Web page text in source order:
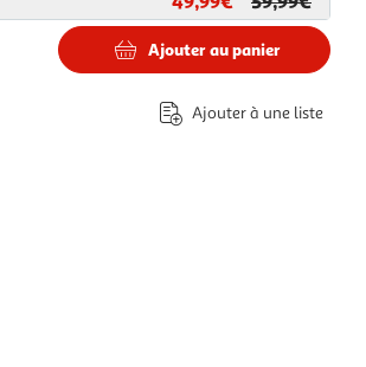
Ajouter au panier
Ajouter à une liste